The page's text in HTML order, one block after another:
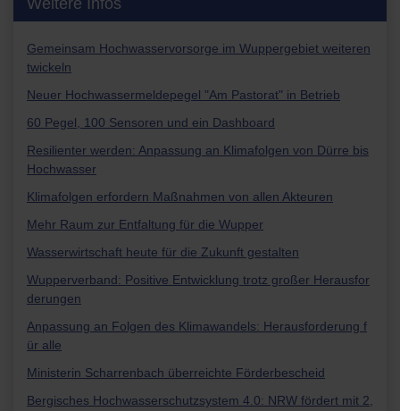
Weitere Infos
Gemeinsam Hochwasservorsorge im Wuppergebiet weiteren
twickeln
Neuer Hochwassermeldepegel "Am Pastorat" in Betrieb
60 Pegel, 100 Sensoren und ein Dashboard
Resilienter werden: Anpassung an Klimafolgen von Dürre bis
Hochwasser
Klimafolgen erfordern Maßnahmen von allen Akteuren
Mehr Raum zur Entfaltung für die Wupper
Wasserwirtschaft heute für die Zukunft gestalten
Wupperverband: Positive Entwicklung trotz großer Herausfor
derungen
Anpassung an Folgen des Klimawandels: Herausforderung f
ür alle
Ministerin Scharrenbach überreichte Förderbescheid
Bergisches Hochwasserschutzsystem 4.0: NRW fördert mit 2,